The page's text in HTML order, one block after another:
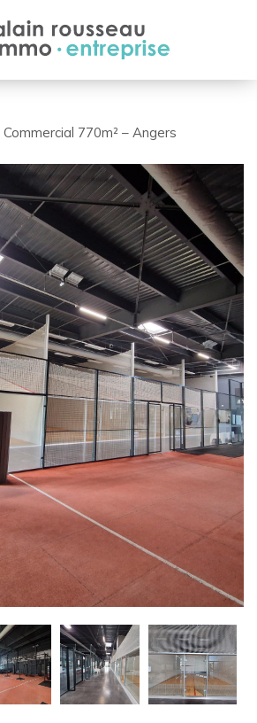
Commercial 770m² – Angers